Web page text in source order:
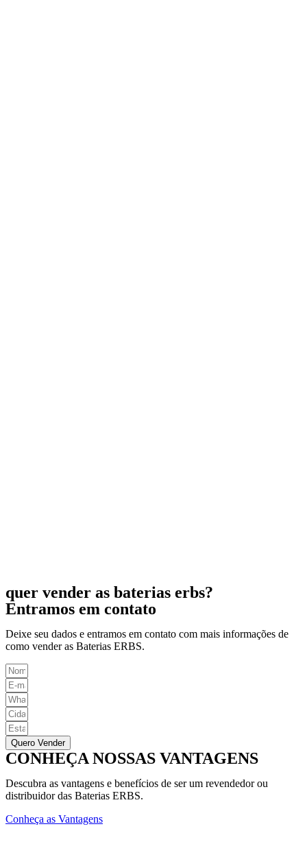
quer vender as baterias erbs?
Entramos em contato
Deixe seu dados e entramos em contato com mais informações de
como vender as Baterias ERBS.
Quero Vender
CONHEÇA NOSSAS VANTAGENS
Descubra as vantagens e benefícios de ser um revendedor ou
distribuidor das Baterias ERBS.
Conheça as Vantagens